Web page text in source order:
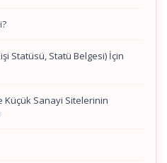
Statüsü, Statü Belgesi) İçin
Küçük Sanayi Sitelerinin